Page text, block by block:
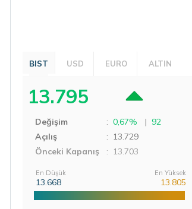
BIST USD EURO ALTIN
13.795
Değişim : 0,67% | 92
Açılış
: 13.729
Önceki Kapanış
: 13.703
En Düşük
13.668
En Yüksek
13.805